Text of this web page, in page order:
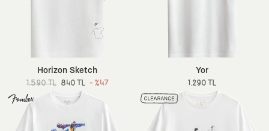
Horizon Sketch
1.590 TL 840 TL - %47
Yor
1.290 TL